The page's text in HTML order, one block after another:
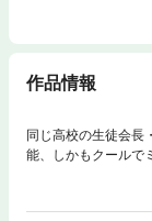
作品情報
同じ高校の生徒会長
能、しかもクールで
が、なぜか柚流に
「無敵のダーリン！